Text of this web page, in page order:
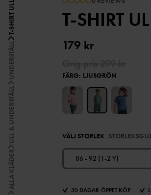
ALLA KLÄDER
ULL & UNDERSTÄLL
UNDERSTÄLL
T-SHIRT ULLMIX T-SHIRT
179 kr
FÄRG: LJUSGRÖN
VÄLJ STORLEK
86 - 92 (1-2 Y)
30 DAGAR ÖPPET KÖP